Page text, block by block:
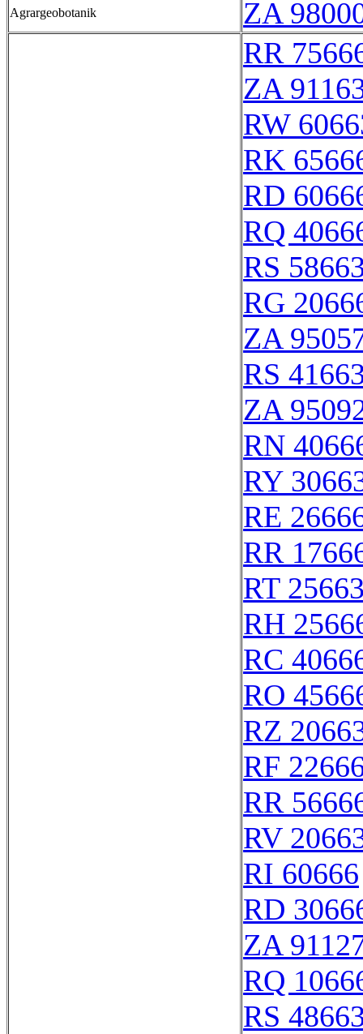
Agrargeobotanik
ZA
RR
ZA
RW
RK
RD
RQ
RS
RG
ZA
RS
ZA
RN
RY
RE
RR
RT
RH
RC
RO
RZ
RF
RR
RV
RI 60666
RD
ZA
RQ
RS